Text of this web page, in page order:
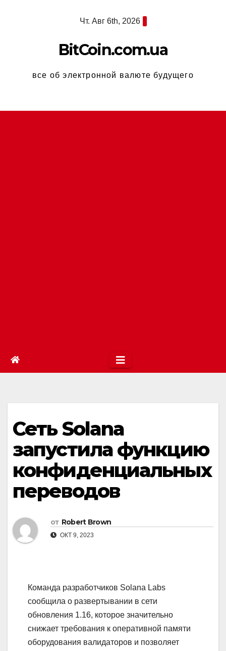
Чт. Авг 6th, 2026
BitCoin.com.ua
все об электронной валюте будущего
Сеть Solana
запустила функцию
конфиденциальных
переводов
от Robert Brown
ОКТ 9, 2023
Команда разработчиков Solana Labs
сообщила о развертывании в сети
обновления 1.16, которое значительно
снижает требования к оперативной памяти
оборудования валидаторов и позволяет